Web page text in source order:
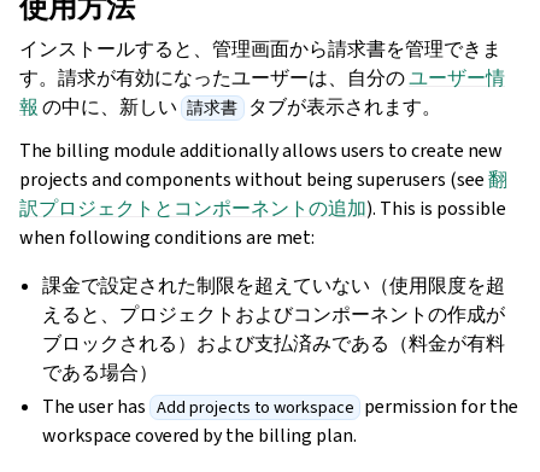
インストールすると、管理画面から請求書を管理できま
す。請求が有効になったユーザーは、自分のユーザー情
報の中に、新しい 請求書 タブが表示されます。
The billing module additionally allows users to create new
projects and components without being superusers (see翻
訳プロジェクトとコンポーネントの追加). This is possible
when following conditions are met:
課金で設定された制限を超えていない（使用限度を超
えると、プロジェクトおよびコンポーネントの作成が
ブロックされる）および支払済みである（料金が有料
である場合）
The user has Add projects to workspace permission for the
workspace covered by the billing plan.